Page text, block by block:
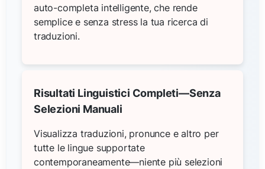
auto-completa intelligente, che rende
semplice e senza stress la tua ricerca di
traduzioni.
Risultati Linguistici Completi—Senza
Selezioni Manuali
Visualizza traduzioni, pronunce e altro per
tutte le lingue supportate
contemporaneamente—niente più selezioni